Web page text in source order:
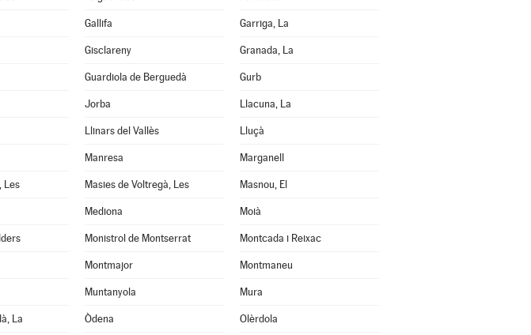
Gallifa Garriga, La
Gisclareny Granada, La
Guardiola de Berguedà Gurb
Jorba Llacuna, La
Llinars del Vallès Lluçà
Manresa Marganell
Les Masies de Voltregà, Les Masnou, El
Mediona Moià
Monistrol de Montserrat Montcada i Reixac
Montmajor Montmaneu
Muntanyola Mura
La Òdena Olèrdola